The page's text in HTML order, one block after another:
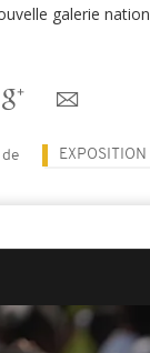
galerie
EXPOSITION